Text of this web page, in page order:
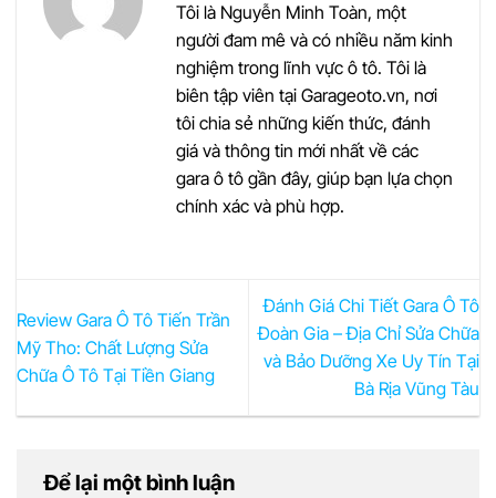
Tôi là Nguyễn Minh Toàn, một
người đam mê và có nhiều năm kinh
nghiệm trong lĩnh vực ô tô. Tôi là
biên tập viên tại Garageoto.vn, nơi
tôi chia sẻ những kiến thức, đánh
giá và thông tin mới nhất về các
gara ô tô gần đây, giúp bạn lựa chọn
chính xác và phù hợp.
Review Gara Ô Tô Tiến Trần
Mỹ Tho: Chất Lượng Sửa
Chữa Ô Tô Tại Tiền Giang
Đánh Giá Chi Tiết Gara Ô Tô
Đoàn Gia – Địa Chỉ Sửa Chữa
và Bảo Dưỡng Xe Uy Tín Tại
Bà Rịa Vũng Tàu
Để lại một bình luận